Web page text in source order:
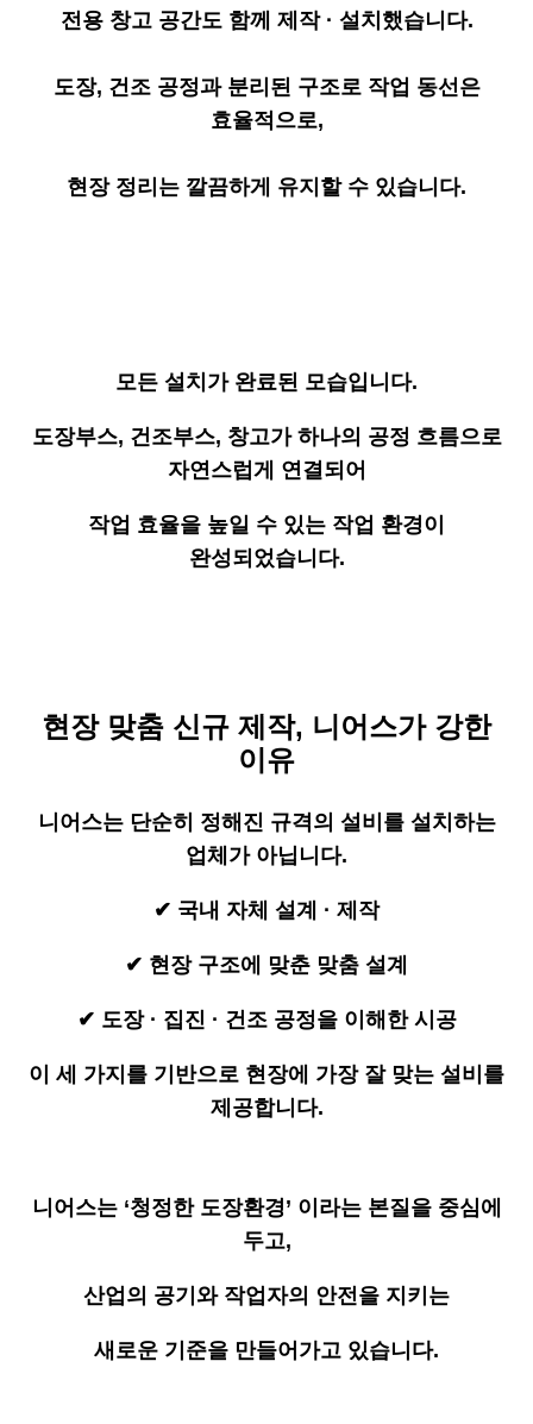
전용 창고 공간도 함께 제작 · 설치했습니다.
도장, 건조 공정과 분리된 구조로 작업 동선은
효율적으로,
현장 정리는 깔끔하게 유지할 수 있습니다.
모든 설치가 완료된 모습입니다.
도장부스, 건조부스, 창고가 하나의 공정 흐름으로
자연스럽게 연결되어
작업 효율을 높일 수 있는 작업 환경이
완성되었습니다.
현장 맞춤 신규 제작, 니어스가 강한
이유
니어스는 단순히 정해진 규격의 설비를 설치하는
업체가 아닙니다.
✔ 국내 자체 설계 · 제작
✔ 현장 구조에 맞춘 맞춤 설계
✔ 도장 · 집진 · 건조 공정을 이해한 시공
이 세 가지를 기반으로 현장에 가장 잘 맞는 설비를
제공합니다.
니어스는 ‘청정한 도장환경’ 이라는 본질을 중심에
두고,
산업의 공기와 작업자의 안전을 지키는
새로운 기준을 만들어가고 있습니다.